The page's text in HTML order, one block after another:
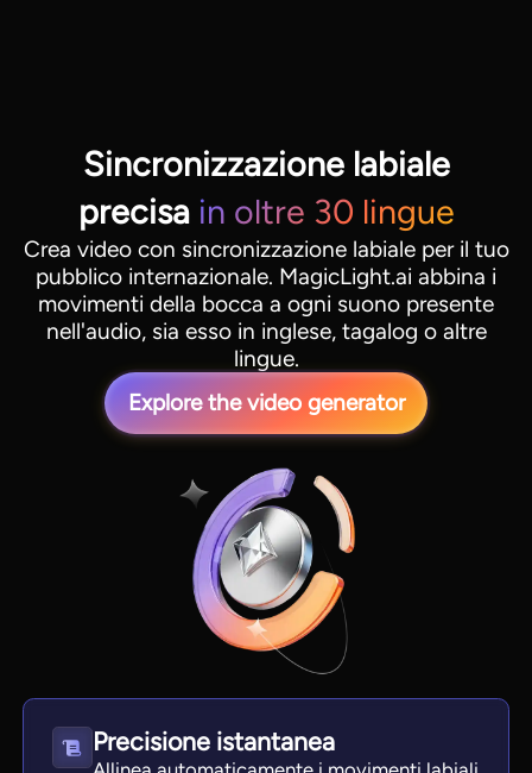
Sincronizzazione labiale
precisa in oltre 30 lingue
Crea video con sincronizzazione labiale per il tuo
pubblico internazionale. MagicLight.ai abbina i
movimenti della bocca a ogni suono presente
nell'audio, sia esso in inglese, tagalog o altre
lingue.
Explore the video generator
Precisione istantanea